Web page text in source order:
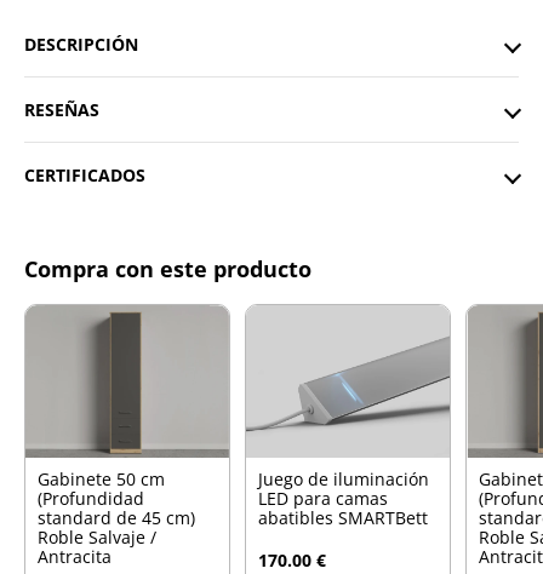
DESCRIPCIÓN
RESEÑAS
CERTIFICADOS
Compra con este producto
Gabinete 50 cm
(Profundidad
standard de 45 cm)
Roble Salvaje /
Antracita
Juego de iluminación
LED para camas
abatibles SMARTBett
170.00 €
Roble